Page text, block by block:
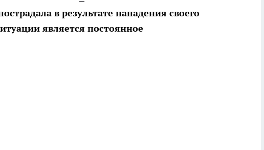
в результате нападения своего
является постоянное